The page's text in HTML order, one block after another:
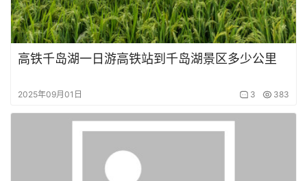
高铁千岛湖一日游高铁站到千岛湖景区多少公里
2025年09月01日 3 383